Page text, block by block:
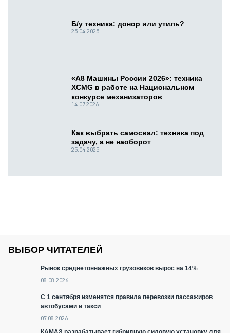
Б/у техника: донор или утиль?
25.04.2025
«А8 Машины России 2026»: техника
XCMG в работе на Национальном
конкурсе механизаторов
14.07.2026
Как выбрать самосвал: техника под
задачу, а не наоборот
25.04.2025
ВЫБОР ЧИТАТЕЛЕЙ
Рынок среднетоннажных грузовиков вырос на 14%
08.08.2026
С 1 сентября изменятся правила перевозки пассажиров
автобусами и такси
07.08.2026